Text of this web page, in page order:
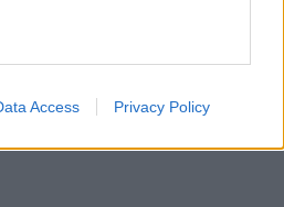
purposes in below Google
Access Privacy Policy